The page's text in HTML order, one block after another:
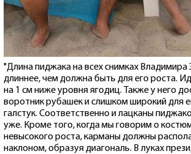
"Длина пиджака на всех снимках Владимира
длиннее, чем должна быть для его роста.
на 1 см ниже уровня ягодиц. Также у него
воротник рубашек и слишком широкий для
галстук. Соответственно и лацканы
уже. Кроме того, когда мы говорим о
невысокого роста, карманы должны
наклоном, образуя диагональ. В луках